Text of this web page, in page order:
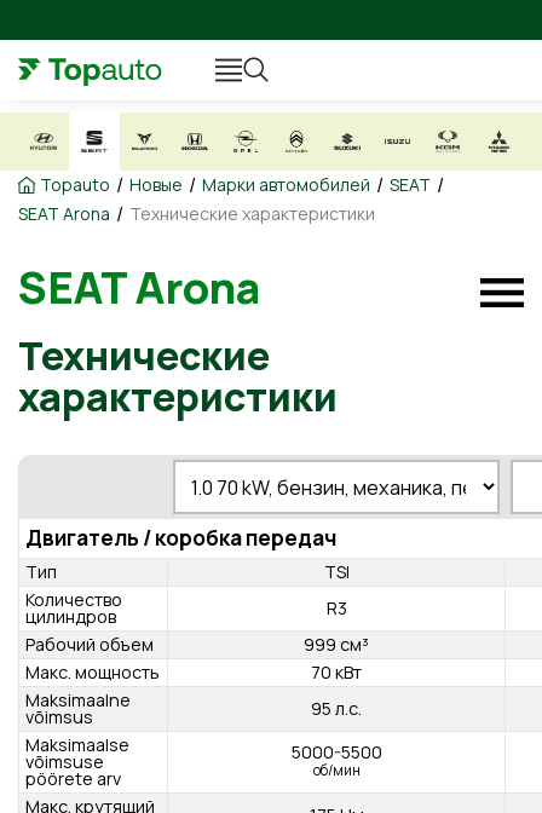
Topauto / Новые / Марки автомобилей / SEAT /
SEAT Arona / Технические характеристики
SEAT Arona
Технические
характеристики
Двигатель / коробка передач
Тип
TSI
Количество
цилиндров
Рабочий объем
999 см³
Макс. мощность
70 кВт
Maksimaalne
võimsus 95 л.с.